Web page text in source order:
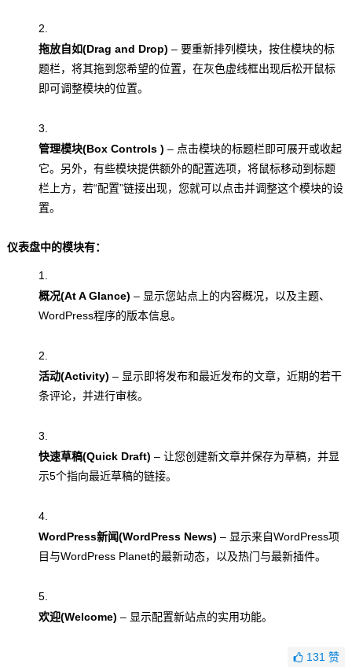
拖放自如(Drag and Drop) – 要重新排列模块，按住模块的标
题栏，将其拖到您希望的位置，在灰色虚线框出现后松开鼠标
即可调整模块的位置。
管理模块(Box Controls) – 点击模块的标题栏即可展开或收起
它。另外，有些模块提供额外的配置选项，将鼠标移动到标题
栏上方，若“配置”链接出现，您就可以点击并调整这个模块的设
置。
仪表盘中的模块有：
概况(At A Glance) – 显示您站点上的内容概况，以及主题、
WordPress程序的版本信息。
活动(Activity) – 显示即将发布和最近发布的文章，近期的若干
条评论，并进行审核。
快速草稿(Quick Draft) – 让您创建新文章并保存为草稿，并显
示5个指向最近草稿的链接。
WordPress新闻(WordPress News) – 显示来自WordPress项
目与WordPress Planet的最新动态，以及热门与最新插件。
欢迎(Welcome) – 显示配置新站点的实用功能。
131赞